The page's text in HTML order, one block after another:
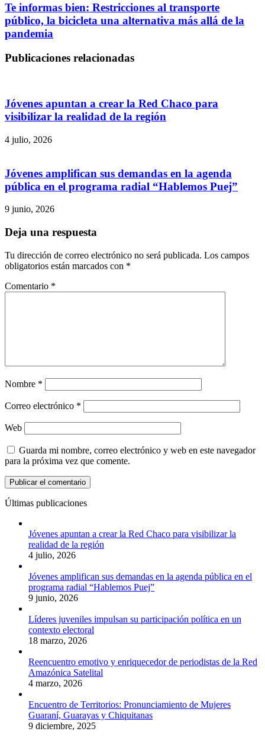
Te informas bien: Restricciones al transporte
público, la bicicleta una alternativa más allá de la
pandemia
Publicaciones relacionadas
Jóvenes apuntan a crear la Red Chaco para
visibilizar la realidad de la región
4 julio, 2026
Jóvenes amplifican sus demandas en la agenda
pública en el programa radial “Hablemos Puej”
9 junio, 2026
Deja una respuesta
Tu dirección de correo electrónico no será publicada. Los campos
obligatorios están marcados con *
Comentario *
Nombre *
Correo electrónico *
Web
Guarda mi nombre, correo electrónico y web en este navegador
para la próxima vez que comente.
Últimas publicaciones
Jóvenes apuntan a crear la Red Chaco para visibilizar la
realidad de la región
4 julio, 2026
Jóvenes amplifican sus demandas en la agenda pública en el
programa radial “Hablemos Puej”
9 junio, 2026
Líderes juveniles impulsan su participación política en un
contexto electoral
18 marzo, 2026
Reencuentro emotivo y enriquecedor de periodistas de la Red
Amazónica Satelital
4 marzo, 2026
Encuentro de Territorios: Pronunciamiento de Mujeres
Guaraní, Guarayas y Chiquitanas
9 diciembre, 2025